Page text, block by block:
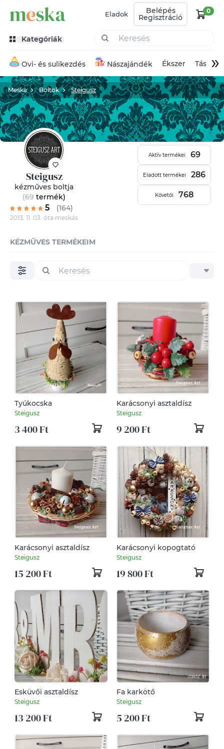
Eladok Belépés
Regisztráció
0
Kategóriák
Ovi- és sulikezdés Nászajándék Ékszer Táska»
Meska Boltok Steigusz
Steigusz
kézműves boltja
(69 termék)
5 (164)
2013. 11. 03. óta meskás
Aktív termékei 69
Eladott termékei 286
Követői 768
KÉZMŰVES TERMÉKEIM
Tyúkocska
Steigusz
3 400 Ft
Karácsonyi asztaldísz
Steigusz
9 200 Ft
Karácsonyi asztaldísz
Steigusz
15 200 Ft
Karácsonyi kopogtató
Steigusz
19 800 Ft
Esküvői asztaldísz
Steigusz
13 200 Ft
Fa karkötő
Steigusz
5 200 Ft